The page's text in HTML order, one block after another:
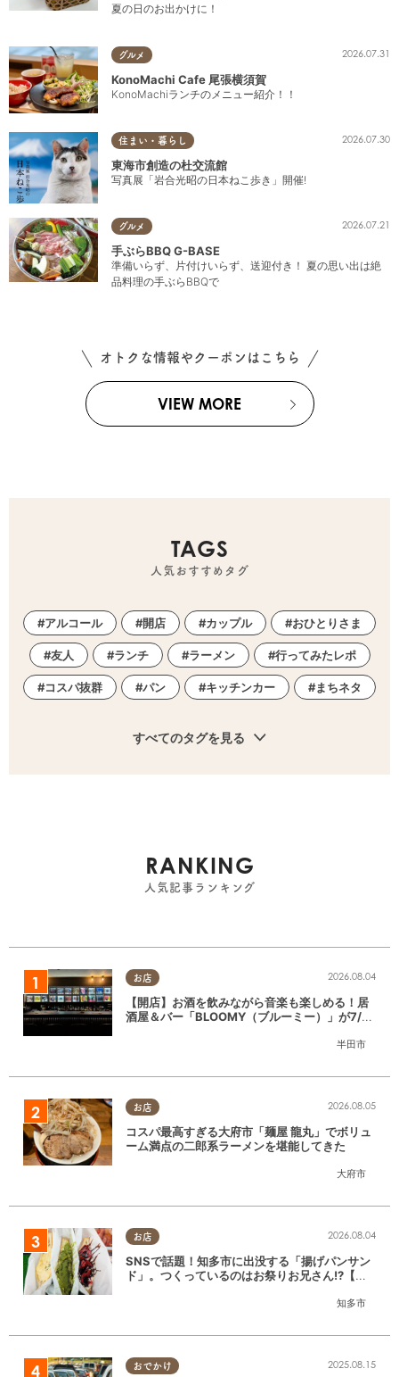
夏の日のお出かけに！
グルメ 2026.07.31
KonoMachi Cafe 尾張横須賀
KonoMachiランチのメニュー紹介！！
住まい・暮らし 2026.07.30
東海市創造の杜交流館
写真展「岩合光昭の日本ねこ歩き」開催!
グルメ 2026.07.21
手ぶらBBQ G-BASE
準備いらず、片付けいらず、送迎付き！ 夏の思い出は絶
品料理の手ぶらBBQで
オトクな情報やクーポンはこちら
VIEW MORE
TAGS
人気おすすめタグ
アルコール 開店 カップル おひとりさま
友人 ランチ ラーメン 行ってみたレポ
コスパ抜群 パン キッチンカー まちネタ
すべてのタグを見る
RANKING
人気記事ランキング
お店
半田市
2026.08.04
【開店】お酒を飲みながら音楽も楽しめる！居
酒屋＆バー「BLOOMY（ブルーミー）」が7/3
お店
大府市
2026.08.05
コスパ最高すぎる大府市「麺屋 龍丸」でボリュ
ーム満点の二郎系ラーメンを堪能してきた
お店
知多市
2026.08.04
SNSで話題！知多市に出没する「揚げパンサン
ド」。つくっているのはお祭りお兄さん!?【ち
おでかけ 2025.08.15